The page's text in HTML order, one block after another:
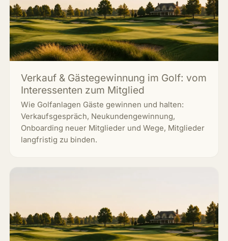
Verkauf & Gästegewinnung im Golf: vom
Interessenten zum Mitglied
Wie Golfanlagen Gäste gewinnen und halten:
Verkaufsgespräch, Neukundengewinnung,
Onboarding neuer Mitglieder und Wege, Mitglieder
langfristig zu binden.